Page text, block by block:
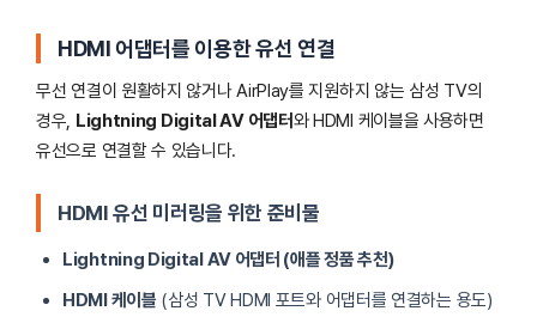
HDMI 어댑터를 이용한 유선 연결
무선 연결이 원활하지 않거나 AirPlay를 지원하지 않는 삼성 TV의
경우, Lightning Digital AV 어댑터와 HDMI 케이블을 사용하면
유선으로 연결할 수 있습니다.
HDMI 유선 미러링을 위한 준비물
Lightning Digital AV 어댑터 (애플 정품 추천)
HDMI 케이블(삼성 TV HDMI 포트와 어댑터를 연결하는 용도)